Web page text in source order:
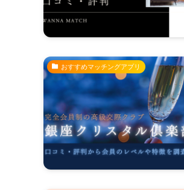
おすすめマッチングアプリ